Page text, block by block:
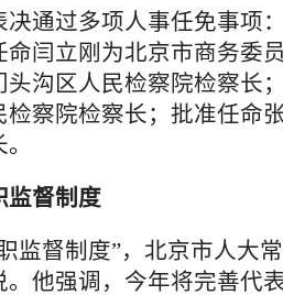
过多项人事任免事项
命闫立刚为北京市商务委
头沟区人民检察院检察长
检察院检察长；批准任命
监督制度
督制度”，北京市人大
他强调，今年将完善代